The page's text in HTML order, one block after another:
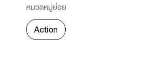
หมวดหมู่ย่อย
Action